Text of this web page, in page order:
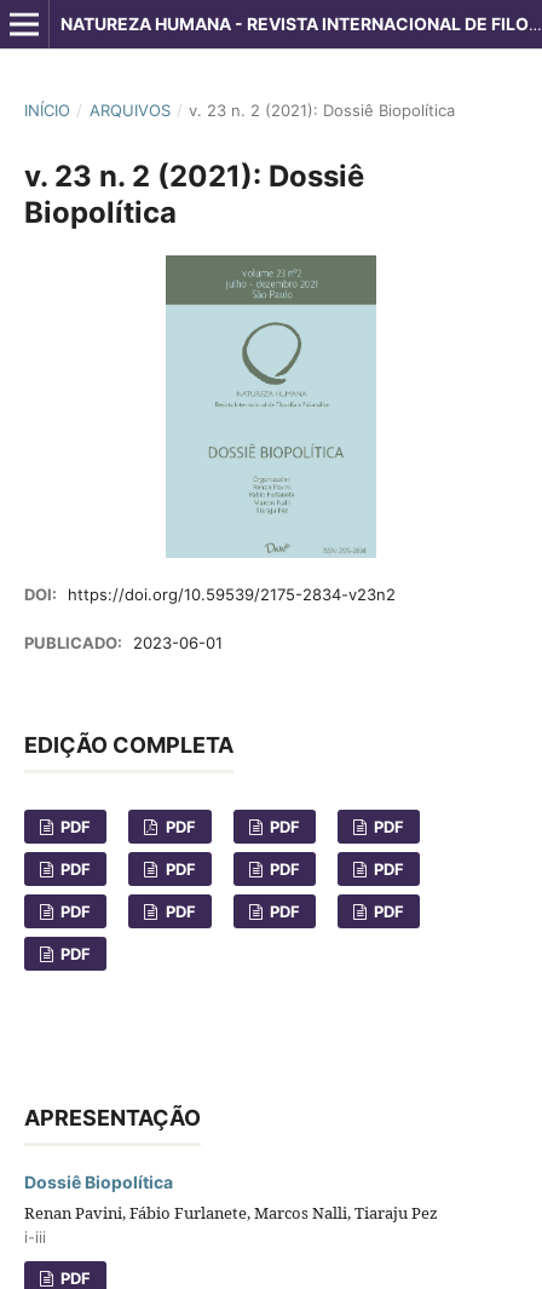
NATUREZA HUMANA - REVISTA INTERNACIONAL DE FILOSOFIA E PSICANÁLISE
INÍCIO / ARQUIVOS / v. 23 n. 2 (2021): Dossiê Biopolítica
v. 23 n. 2 (2021): Dossiê
Biopolítica
DOI: https://doi.org/10.59539/2175-2834-v23n2
PUBLICADO: 2023-06-01
EDIÇÃO COMPLETA
PDF PDF PDF PDF
PDF PDF PDF PDF
PDF PDF PDF PDF
PDF
APRESENTAÇÃO
Dossiê Biopolítica
Renan Pavini, Fábio Furlanete, Marcos Nalli, Tiaraju Pez
i-iii
PDF